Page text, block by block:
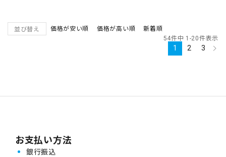
並び替え 価格が安い順 価格が高い順 新着順
54件中 1 -20件表示
1 2 3
お支払い方法
銀行振込